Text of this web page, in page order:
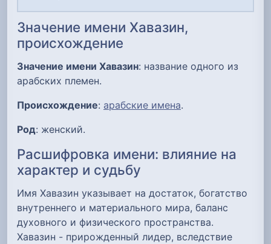
Значение имени Хавазин,
происхождение
Значение имени Хавазин: название одного из
арабских племен.
Происхождение: арабские имена.
Род: женский.
Расшифровка имени: влияние на
характер и судьбу
Имя Хавазин указывает на достаток, богатство
внутреннего и материального мира, баланс
духовного и физического пространства.
Хавазин - прирожденный лидер, вследствие